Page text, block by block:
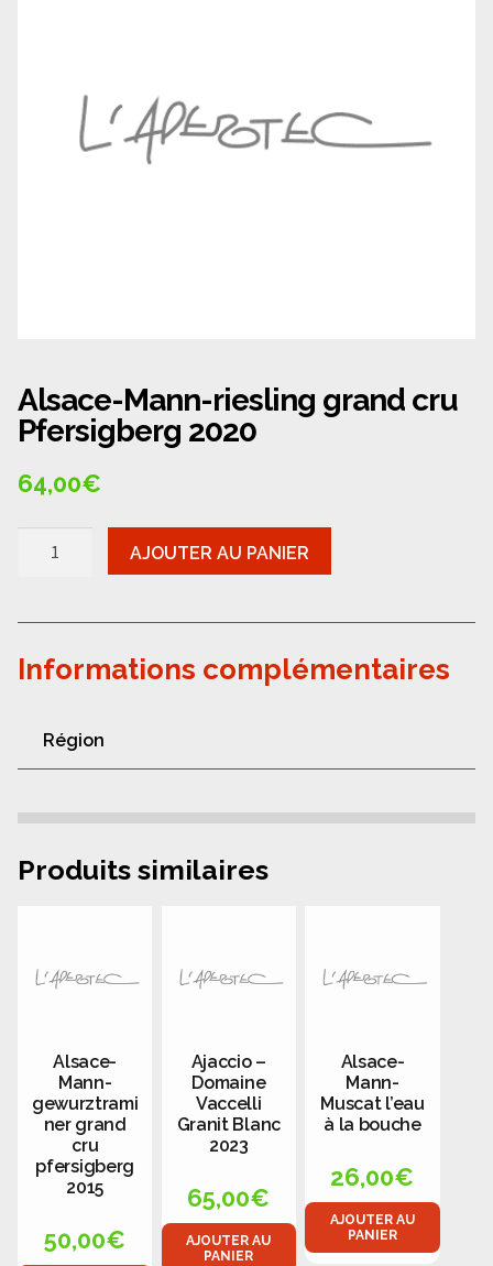
Politique de cookies (UE)
Alsace-Mann-riesling grand cru
Pfersigberg 2020
64,00€
riesling
cru
Pfersigberg
AJOUTER AU PANIER
Informations complémentaires
Région
Produits similaires
Alsace-
Mann-
gewurztrami
ner grand
cru
pfersigberg
2015
50,00€
Ajaccio –
Domaine
Vaccelli
Granit Blanc
2023
65,00€
AJOUTER AU
PANIER
Alsace-
Mann-
Muscat l’eau
à la bouche
26,00€
AJOUTER AU
PANIER